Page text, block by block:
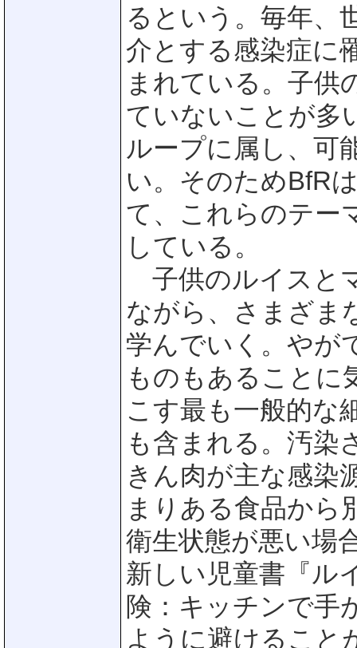
るという。毎年、
介とする感染症に
まれている。子供
ていないことが多
ループに属し、可
い。そのためBfR
て、これらのテー
している。
子供のルイスと
ながら、さまざま
学んでいく。やが
ものもあることに
こす最も一般的な
も含まれる。汚染
きん肉が主な感染
まりある食品から
衛生状態が悪い場
新しい児童書『ル
険：キッチンで手
ように避けること